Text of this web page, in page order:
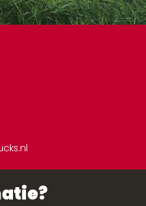
heftrucks
en laders